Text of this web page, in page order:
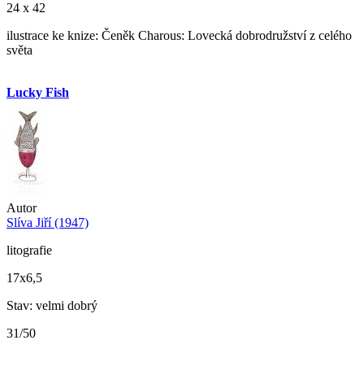
24 x 42
ilustrace ke knize: Čeněk Charous: Lovecká dobrodružství z celého
světa
Lucky Fish
Autor
Slíva Jiří (1947)
litografie
17x6,5
Stav: velmi dobrý
31/50